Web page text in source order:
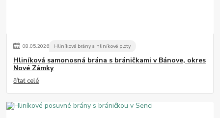
08.05.2026 Hliníkové brány a hliníkové ploty
Hliníková samonosná brána s bráničkami v Bánove, okres
Nové Zámky
čítať celé